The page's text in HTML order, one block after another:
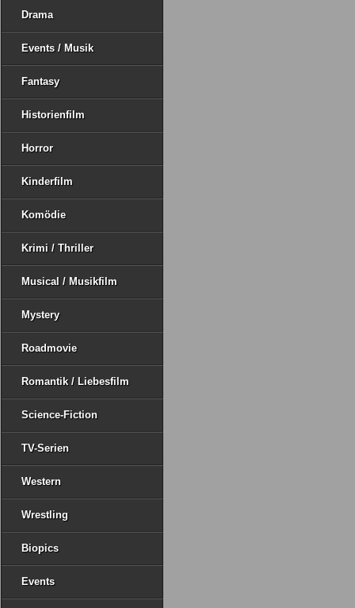
Drama
Events / Musik
Fantasy
Historienfilm
Horror
Kinderfilm
Komödie
Krimi / Thriller
Musical / Musikfilm
Mystery
Roadmovie
Romantik / Liebesfilm
Science-Fiction
TV-Serien
Western
Wrestling
Biopics
Events